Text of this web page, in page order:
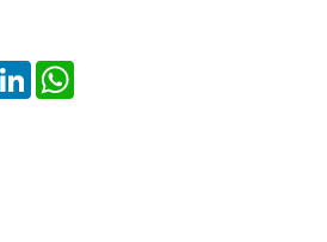
LinkedIn